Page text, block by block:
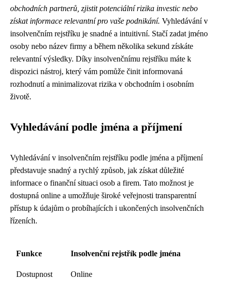
obchodních partnerů, zjistit potenciální rizika investic nebo
získat informace relevantní pro vaše podnikání. Vyhledávání v
insolvenčním rejstříku je snadné a intuitivní. Stačí zadat jméno
osoby nebo název firmy a během několika sekund získáte
relevantní výsledky. Díky insolvenčnímu rejstříku máte k
dispozici nástroj, který vám pomůže činit informovaná
rozhodnutí a minimalizovat rizika v obchodním i osobním
životě.
Vyhledávání podle jména a příjmení
Vyhledávání v insolvenčním rejstříku podle jména a příjmení
představuje snadný a rychlý způsob, jak získat důležité
informace o finanční situaci osob a firem. Tato možnost je
dostupná online a umožňuje široké veřejnosti transparentní
přístup k údajům o probíhajících i ukončených insolvenčních
řízeních.
Funkce Insolvenční rejstřík podle jména
Dostupnost Online